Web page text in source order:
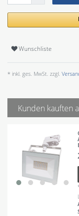
Wunschliste
* inkl. ges. MwSt. zzgl.
Kunden kauften